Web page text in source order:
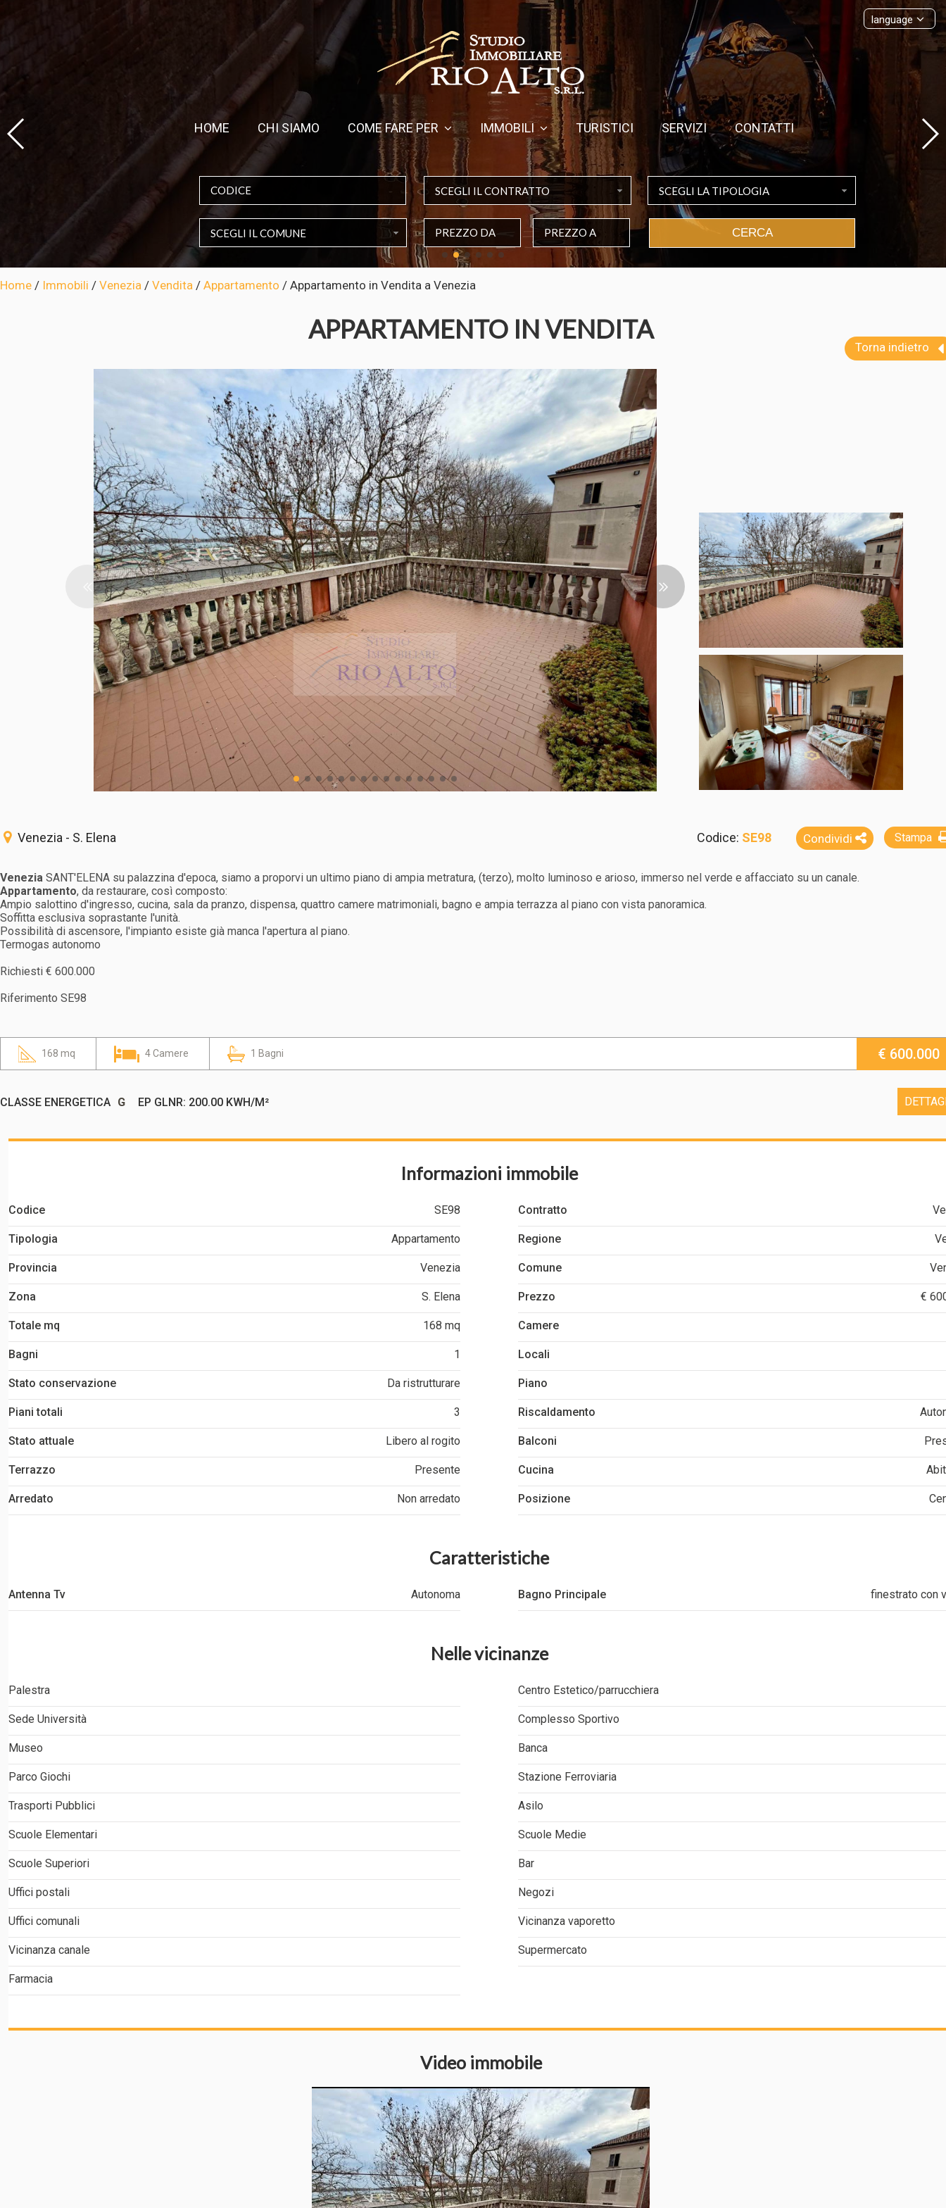
HOME CHI SIAMO COME FARE PER IMMOBILI TURISTICI SERVIZI CONTATTI
language
SCEGLI IL CONTRATTO SCEGLI LA TIPOLOGIA
SCEGLI IL COMUNE CERCA
Home / Immobili / Venezia / Vendita / Appartamento / Appartamento in Vendita a Venezia
APPARTAMENTO IN VENDITA
Torna indietro
Venezia - S. Elena Stampa
Condividi
Codice: SE98
Venezia SANT'ELENA su palazzina d'epoca, siamo a proporvi un ultimo piano di ampia metratura, (terzo), molto luminoso e arioso, immerso nel verde e affacciato su un canale.
Appartamento, da restaurare, così composto:
Ampio salottino d'ingresso, cucina, sala da pranzo, dispensa, quattro camere matrimoniali, bagno e ampia terrazza al piano con vista panoramica.
Soffitta esclusiva soprastante l'unità.
Possibilità di ascensore, l'impianto esiste già manca l'apertura al piano.
Termogas autonomo
Richiesti € 600.000
Riferimento SE98
168 mq 4 Camere 1 Bagni € 600.000
CLASSE ENERGETICA G EP GLNR: 200.00 KWH/M²
Informazioni immobile
Codice SE98 Contratto
Tipologia Appartamento Regione
Provincia Venezia Comune
Zona S. Elena Prezzo €
Totale mq 168 mq Camere
Bagni 1 Locali
Stato conservazione Da ristrutturare Piano
Piani totali 3 Riscaldamento
Stato attuale Libero al rogito Balconi
Terrazzo Presente Cucina
Arredato Non arredato Posizione
Caratteristiche
Antenna Tv Autonoma Bagno Principale finestrato con
Nelle vicinanze
Palestra Centro Estetico/parrucchiera
Sede Università Complesso Sportivo
Museo Banca
Parco Giochi Stazione Ferroviaria
Trasporti Pubblici Asilo
Scuole Elementari Scuole Medie
Scuole Superiori Bar
Uffici postali Negozi
Uffici comunali Vicinanza vaporetto
Vicinanza canale Supermercato
Farmacia
Video immobile